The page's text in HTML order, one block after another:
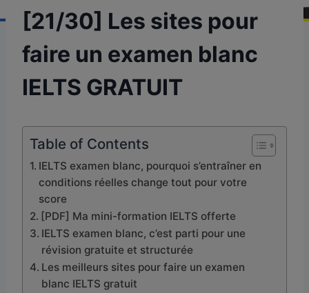
[21/30] Les sites pour
faire un examen blanc
IELTS GRATUIT
Table of Contents
IELTS examen blanc, pourquoi s’entraîner en
conditions réelles change tout pour votre
score
[PDF] Ma mini-formation IELTS offerte
IELTS examen blanc, c’est parti pour une
révision gratuite et structurée
Les meilleurs sites pour faire un examen
blanc IELTS gratuit